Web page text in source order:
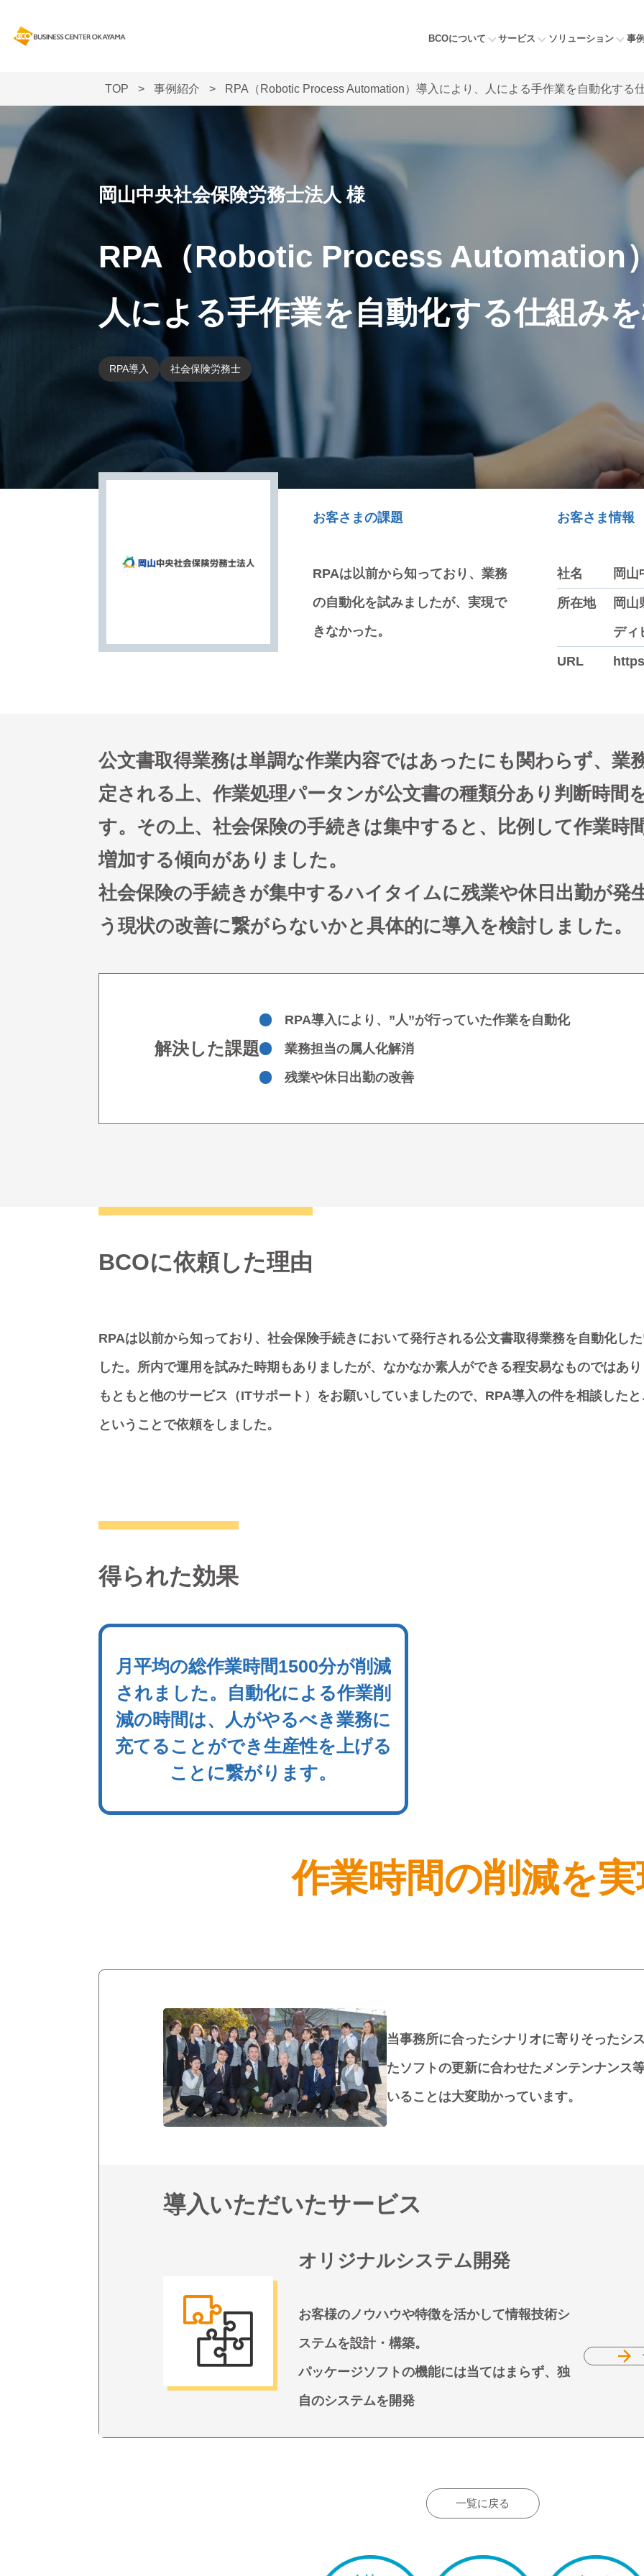
BCOについて サービス ソリューション 事
TOP > 事例紹介 > RPA（Robotic Process Automation）導入により、人による手作業を自動化する
岡山中央社会保険労務士法人 様
RPA（Robotic Process Automation
人による手作業を自動化する仕組み
RPA導入 社会保険労務士
お客さまの課題
RPAは以前から知っており、業務
の自動化を試みましたが、実現で
きなかった。
お客さま情報
社名 岡山
所在地
岡
ディ
URL
公文書取得業務は単調な作業内容ではあったにも関わらず、業
定される上、作業処理パータンが公文書の種類分あり判断時間
す。その上、社会保険の手続きは集中すると、比例して作業時
増加する傾向がありました。
社会保険の手続きが集中するハイタイムに残業や休日出勤が発
う現状の改善に繋がらないかと具体的に導入を検討しました。
解決した課題
RPA導入により、”人”が行っていた作業を自動化
業務担当の属人化解消
残業や休日出勤の改善
BCOに依頼した理由
RPAは以前から知っており、社会保険手続きにおいて発行される公文書取得業務を自動化し
した。所内で運用を試みた時期もありましたが、なかなか素人ができる程安易なものではあ
もともと他のサービス（ITサポート）をお願いしていましたので、RPA導入の件を相談した
ということで依頼をしました。
得られた効果
月平均の総作業時間1500分が削減
されました。自動化による作業削
減の時間は、人がやるべき業務に
充てることができ生産性を上げる
ことに繋がります。
作業時間の削減を
当事務所に合ったシナリオに寄りそったシ
たソフトの更新に合わせたメンテンナンス
いることは大変助かっています。
導入いただいたサービス
オリジナルシステム開発
お客様のノウハウや特徴を活かして情報技術シ
ステムを設計・構築。
パッケージソフトの機能には当てはまらず、独
自のシステムを開発
一覧に戻る